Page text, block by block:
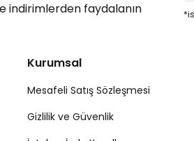
indirimlerden faydalanın
Kurumsal
Mesafeli Satış Sözleşmesi
Gizlilik ve Güvenlik